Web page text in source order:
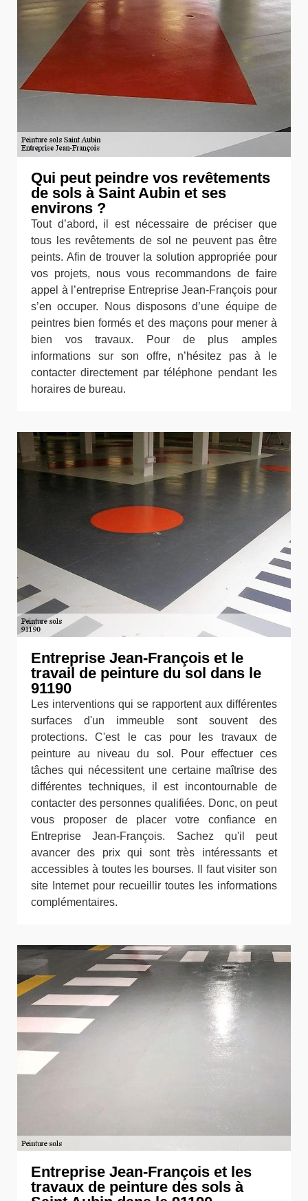
Qui peut peindre vos revêtements
de sols à Saint Aubin et ses
environs ?
Tout d’abord, il est nécessaire de préciser que
tous les revêtements de sol ne peuvent pas être
peints. Afin de trouver la solution appropriée pour
vos projets, nous vous recommandons de faire
appel à l’entreprise Entreprise Jean-François pour
s’en occuper. Nous disposons d’une équipe de
peintres bien formés et des maçons pour mener à
bien vos travaux. Pour de plus amples
informations sur son offre, n’hésitez pas à le
contacter directement par téléphone pendant les
horaires de bureau.
Entreprise Jean-François et le
travail de peinture du sol dans le
91190
Les interventions qui se rapportent aux différentes
surfaces d'un immeuble sont souvent des
protections. C'est le cas pour les travaux de
peinture au niveau du sol. Pour effectuer ces
tâches qui nécessitent une certaine maîtrise des
différentes techniques, il est incontournable de
contacter des personnes qualifiées. Donc, on peut
vous proposer de placer votre confiance en
Entreprise Jean-François. Sachez qu'il peut
avancer des prix qui sont très intéressants et
accessibles à toutes les bourses. Il faut visiter son
site Internet pour recueillir toutes les informations
complémentaires.
Entreprise Jean-François et les
travaux de peinture des sols à